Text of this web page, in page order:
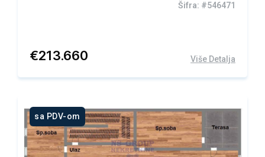
Šifra: #546471
€213.660 Više Detalja
sa PDV-om